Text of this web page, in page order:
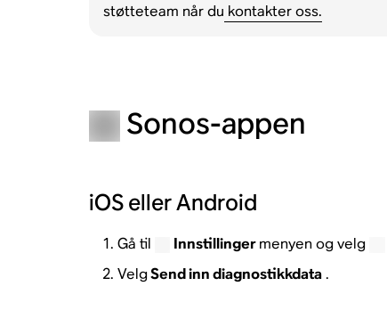
støtteteam når du kontakter oss.
Sonos-appen
iOS eller Android
Gå til Innstillingermenyen og velg
VelgSend inn diagnostikkdata.